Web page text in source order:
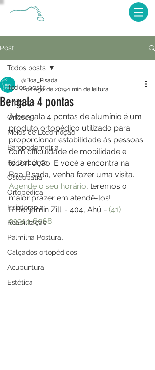
Post
Todos posts
Próteses
Órteses
Meios de Locomoção
Baropodometria
Pé Diabético
Osteopatia
Ortopédica
Fisioterapia
Reabilitação
Palmilha Postural
Calçados ortopédicos
Acupuntura
Estética
Todos posts
Bengala 4 pontas
@Boa_Pisada
2 de ago. de 20191 min de leitura
A bengala 4 pontas de alumínio é um
produto ortopédico utilizado para
proporcionar estabilidade às pessoas
com dificuldade de mobilidade e
locomoção. E você a encontra na
Boa Pisada, venha fazer uma visita.
Agende o seu horário, teremos o
maior prazer em atendê-los!
R Benjamin Zilli - 404, Ahú - (41)
99914-6068